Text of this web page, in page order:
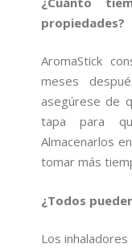
propiedades?
AromaStick
meses
asegúrese de
tapa para
Almacenarlos
tomar más
¿Todos
Los